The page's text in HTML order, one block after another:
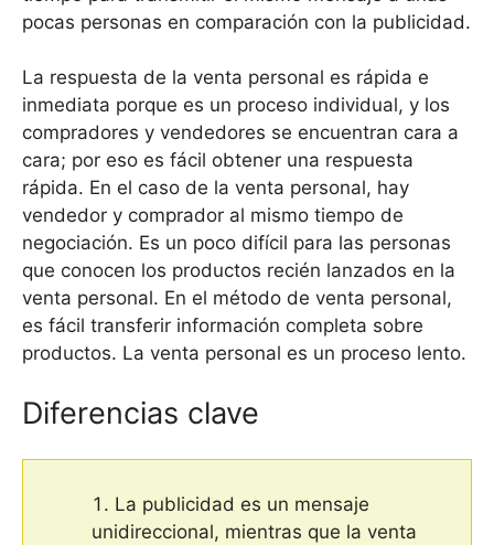
pocas personas en comparación con la publicidad.
La respuesta de la venta personal es rápida e
inmediata porque es un proceso individual, y los
compradores y vendedores se encuentran cara a
cara; por eso es fácil obtener una respuesta
rápida. En el caso de la venta personal, hay
vendedor y comprador al mismo tiempo de
negociación. Es un poco difícil para las personas
que conocen los productos recién lanzados en la
venta personal. En el método de venta personal,
es fácil transferir información completa sobre
productos. La venta personal es un proceso lento.
Diferencias clave
La publicidad es un mensaje
unidireccional, mientras que la venta